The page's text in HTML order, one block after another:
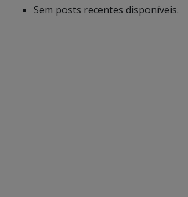
Sem posts recentes disponíveis.